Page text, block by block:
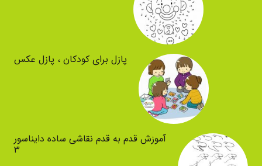
پازل برای کودکان ، پازل عکس
آموزش قدم به قدم نقاشی ساده دایناسور
۳